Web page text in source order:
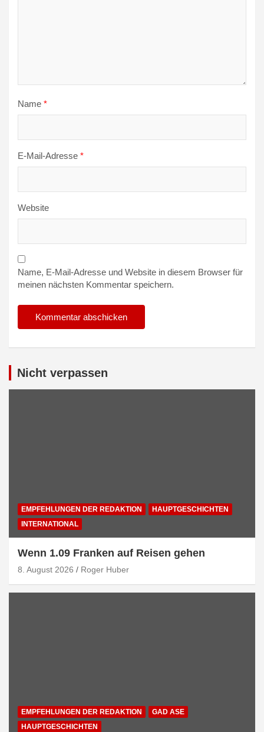
Name *
E-Mail-Adresse *
Website
Name, E-Mail-Adresse und Website in diesem Browser für
meinen nächsten Kommentar speichern.
Nicht verpassen
EMPFEHLUNGEN DER REDAKTION
HAUPTGESCHICHTEN
INTERNATIONAL
Wenn 1.09 Franken auf Reisen gehen
8. August 2026 Roger Huber
EMPFEHLUNGEN DER REDAKTION
GAD ASE
HAUPTGESCHICHTEN